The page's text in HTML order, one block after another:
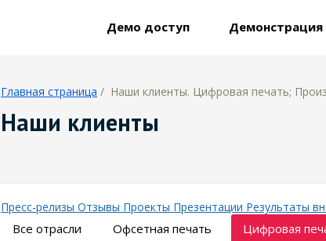
Демо доступ Демонстрация
Главная страница / Наши клиенты. Цифровая печать;
Наши клиенты
Пресс-релизы Отзывы Проекты Презентации Результаты
Все отрасли Офсетная печать Цифровая